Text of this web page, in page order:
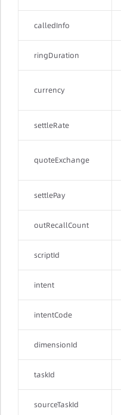
calledInfo
ringDuration
currency
settleRate
quoteExchange
settlePay
outRecallCount
scriptId
intent
intentCode
dimensionId
taskId
sourceTaskId